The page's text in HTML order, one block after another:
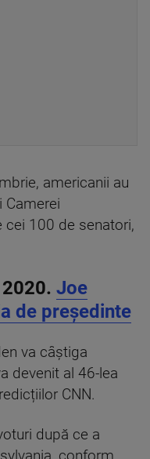
americanii au
cei 100 de senatori,
Joe
de președinte
va câștiga
devenit al 46-lea
CNN.
după ce a